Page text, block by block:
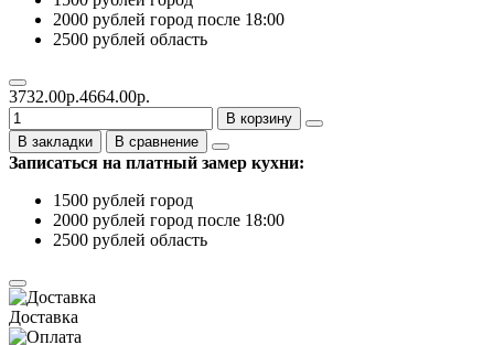
2000 рублей город после 18:00
2500 рублей область
3732.00р.4664.00р.
В корзину
В закладки
В сравнение
Записаться на платный замер кухни:
1500 рублей город
2000 рублей город после 18:00
2500 рублей область
Доставка